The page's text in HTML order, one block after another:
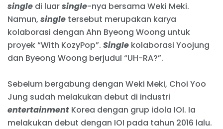
single di luarsingle-nya bersama Weki Meki.
Namun, single tersebut merupakan karya
kolaborasi dengan Ahn Byeong Woong untuk
proyek “With KozyPop”. Single kolaborasi Yoojung
dan Byeong Woong berjudul “UH-RA?”.
Sebelum bergabung dengan Weki Meki, Choi Yoo
Jung sudah melakukan debut di industri
entertainment Korea dengan grup idola IOI. Ia
melakukan debut dengan IOI pada tahun 2016 lalu.